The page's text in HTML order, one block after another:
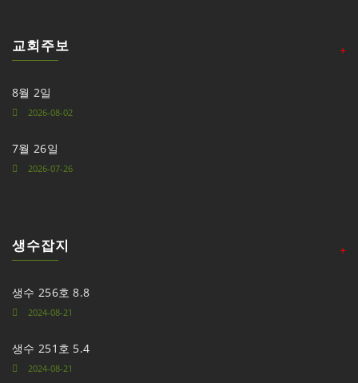
교회주보 +
8월 2일
2026-08-02
7월 26일
2026-07-26
생수잡지 +
생수 256호 8.8
2024-08-21
생수 251호 5.4
2024-08-21